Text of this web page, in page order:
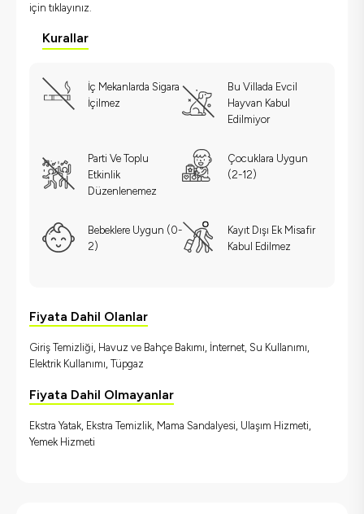
için tıklayınız.
Kurallar
İç Mekanlarda Sigara
İçilmez
Bu Villada Evcil
Hayvan Kabul
Edilmiyor
Parti Ve Toplu
Etkinlik
Düzenlenemez
Çocuklara Uygun
(2-12)
Bebeklere Uygun (0-
2)
Kayıt Dışı Ek Misafir
Kabul Edilmez
Fiyata Dahil Olanlar
Giriş Temizliği, Havuz ve Bahçe Bakımı, İnternet, Su Kullanımı,
Elektrik Kullanımı, Tüpgaz
Fiyata Dahil Olmayanlar
Ekstra Yatak, Ekstra Temizlik, Mama Sandalyesi, Ulaşım Hizmeti,
Yemek Hizmeti